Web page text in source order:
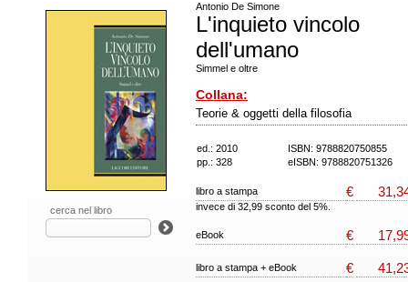
cerca nel libro
Antonio De Simone
L'inquieto vincolo
dell'umano
Simmel e oltre
Collana:
Teorie & oggetti della filosofia
ed.: 2010
ISBN: 9788820750855
pp.: 328
eISBN: 9788820751326
libro a stampa €
invece di 32,99 sconto del 5%.
eBook €
libro a stampa + eBook €